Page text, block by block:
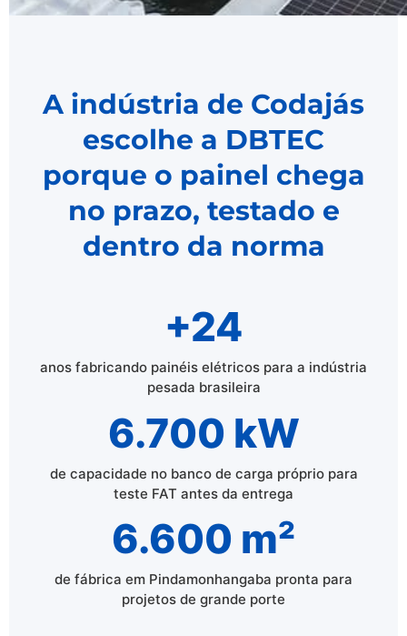
A indústria de Codajás
escolhe a DBTEC
porque o painel chega
no prazo, testado e
dentro da norma
+24
anos fabricando painéis elétricos para a indústria
pesada brasileira
6.700 kW
de capacidade no banco de carga próprio para
teste FAT antes da entrega
6.600 m²
de fábrica em Pindamonhangaba pronta para
projetos de grande porte